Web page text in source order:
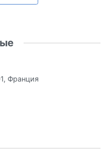
Франция